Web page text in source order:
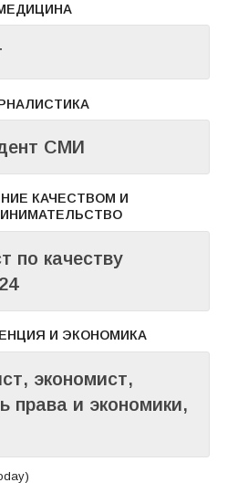
СМИ
КАЧЕСТВОМ И
по качеству
И ЭКОНОМИКА
экономист,
права и экономики,